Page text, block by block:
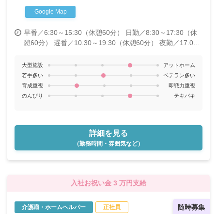
Google Map
早番／6:30～15:30（休憩60分）
日勤／8:30～17:30（休
憩60分）
遅番／10:30～19:30（休憩60分）
夜勤／17:00
大型施設
アットホーム
若手多い
ベテラン多い
育成重視
即戦力重視
のんびり
テキパキ
詳細を見る
（勤務時間・雰囲気など）
入社お祝い金 3 万円支給
随時募集
介護職・ホームヘルパー 正社員